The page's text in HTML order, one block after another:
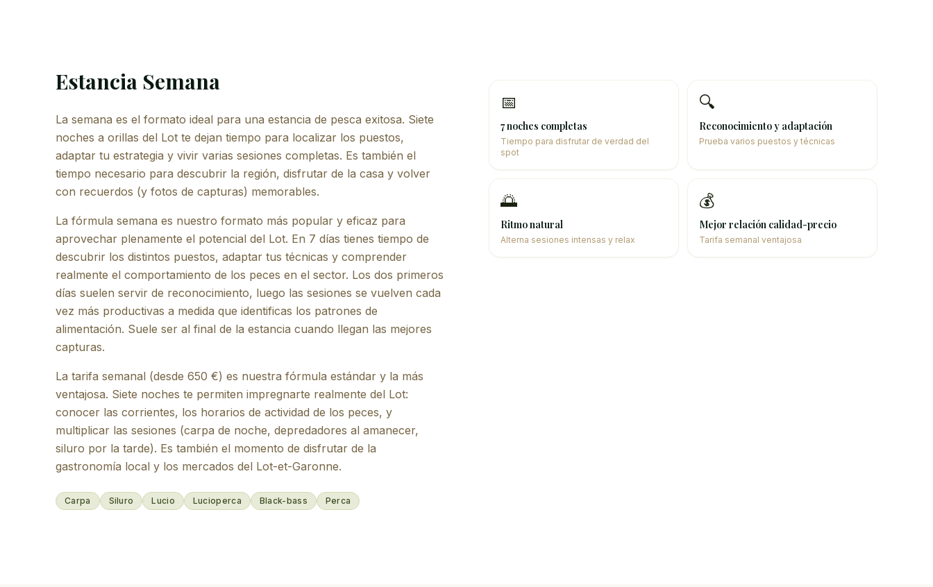
Estancia Semana
La semana es el formato ideal para una estancia de pesca exitosa. Siete
noches a orillas del Lot te dejan tiempo para localizar los puestos,
adaptar tu estrategia y vivir varias sesiones completas. Es también el
tiempo necesario para descubrir la región, disfrutar de la casa y volver
con recuerdos (y fotos de capturas) memorables.
La fórmula semana es nuestro formato más popular y eficaz para
aprovechar plenamente el potencial del Lot. En 7 días tienes tiempo de
descubrir los distintos puestos, adaptar tus técnicas y comprender
realmente el comportamiento de los peces en el sector. Los dos primeros
días suelen servir de reconocimiento, luego las sesiones se vuelven cada
vez más productivas a medida que identificas los patrones de
alimentación. Suele ser al final de la estancia cuando llegan las mejores
capturas.
La tarifa semanal (desde 650 €) es nuestra fórmula estándar y la más
ventajosa. Siete noches te permiten impregnarte realmente del Lot:
conocer las corrientes, los horarios de actividad de los peces, y
multiplicar las sesiones (carpa de noche, depredadores al amanecer,
siluro por la tarde). Es también el momento de disfrutar de la
gastronomía local y los mercados del Lot-et-Garonne.
Carpa Siluro Lucio Lucioperca Black-bass Perca
📅
7 noches completas
Tiempo para disfrutar de verdad del
spot
🔍
Reconocimiento y adaptación
Prueba varios puestos y técnicas
🌅
Ritmo natural
Alterna sesiones intensas y relax
💰
Mejor relación calidad-precio
Tarifa semanal ventajosa